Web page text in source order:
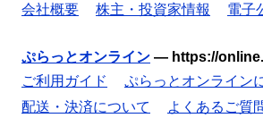
会社概要
株主・投資家情報 電子
ぷらっとオンライン — https://
ご利用ガイド
ぷらっとオンライン
配送・決済について
よくあるご質